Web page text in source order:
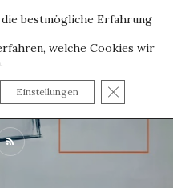
bestmögliche Erfahrung
welche Cookies wir
Einstellungen GDPR